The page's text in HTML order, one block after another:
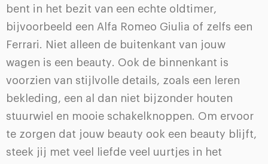
bent in het bezit van een echte oldtimer,
bijvoorbeeld een Alfa Romeo Giulia of zelfs een
Ferrari. Niet alleen de buitenkant van jouw
wagen is een beauty. Ook de binnenkant is
voorzien van stijlvolle details, zoals een leren
bekleding, een al dan niet bijzonder houten
stuurwiel en mooie schakelknoppen. Om ervoor
te zorgen dat jouw beauty ook een beauty blijft,
steek jij met veel liefde veel uurtjes in het